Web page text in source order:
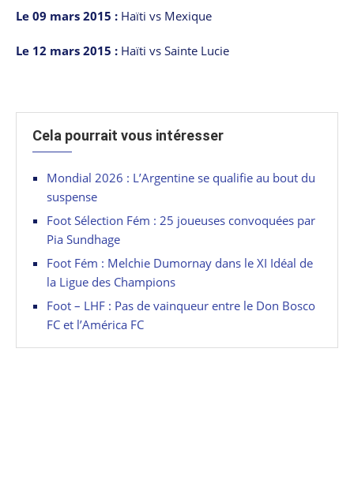
Le 09 mars 2015 : Haïti vs Mexique
Le 12 mars 2015 : Haïti vs Sainte Lucie
Cela pourrait vous intéresser
Mondial 2026 : L’Argentine se qualifie au bout du
suspense
Foot Sélection Fém : 25 joueuses convoquées par
Pia Sundhage
Foot Fém : Melchie Dumornay dans le XI Idéal de
la Ligue des Champions
Foot – LHF : Pas de vainqueur entre le Don Bosco
FC et l’América FC